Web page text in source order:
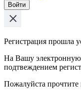
Войти
Регистрация прошла
На Вашу
подтвеждением
Пожалуйста